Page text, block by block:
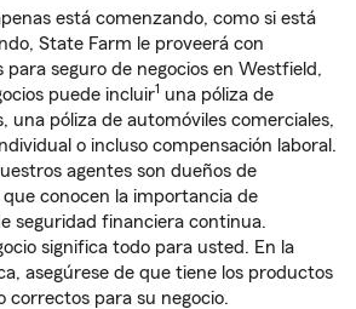
está comenzando, como si está
State Farm le proveerá con
para seguro de negocios en Westfield,
puede incluir1 una póliza de
una póliza de automóviles comerciales,
o incluso compensación laboral.
agentes son dueños de
conocen la importancia de
seguridad financiera continua.
significa todo para usted. En la
asegúrese de que tiene los productos
correctos para su negocio.